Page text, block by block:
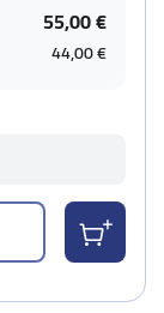
55,00 €
44,00 €